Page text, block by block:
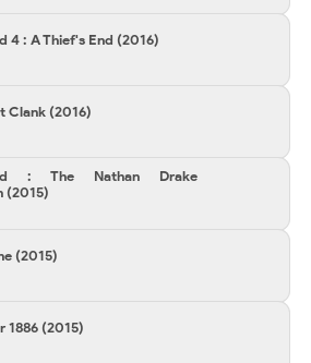
4 : A Thief's End (2016)
Clank (2016)
: The Nathan Drake
(2015)
(2015)
1886 (2015)